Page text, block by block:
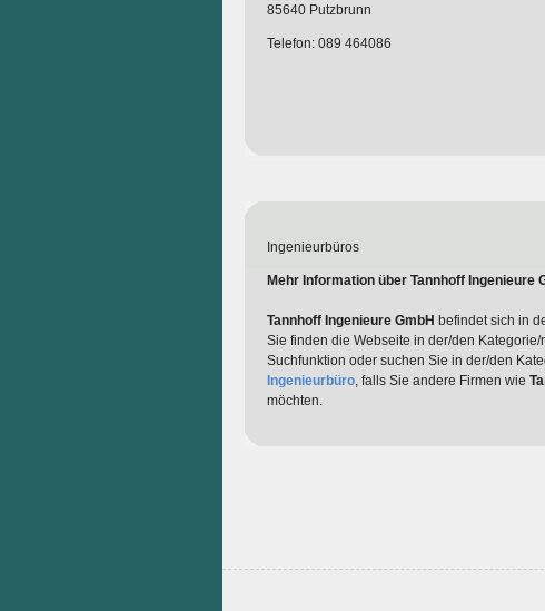
85640 Putzbrunn
Telefon: 089 464086
Ingenieurbüros
Mehr Information über Tannhoff Ingenieure
Tannhoff Ingenieure GmbH befindet sich in
Sie finden die Webseite in der/den Kategorie/
Suchfunktion oder suchen Sie in der/den
Ingenieurbüro, falls Sie andere Firmen wie
möchten.